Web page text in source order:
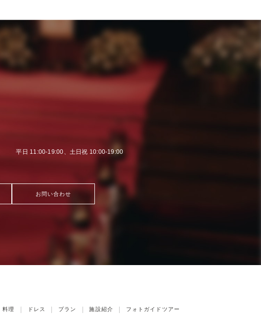
平日 11:00-19:00、土日祝 10:00-19:00
お問い合わせ
料理 ドレス プラン 施設紹介 フォトガイドツアー